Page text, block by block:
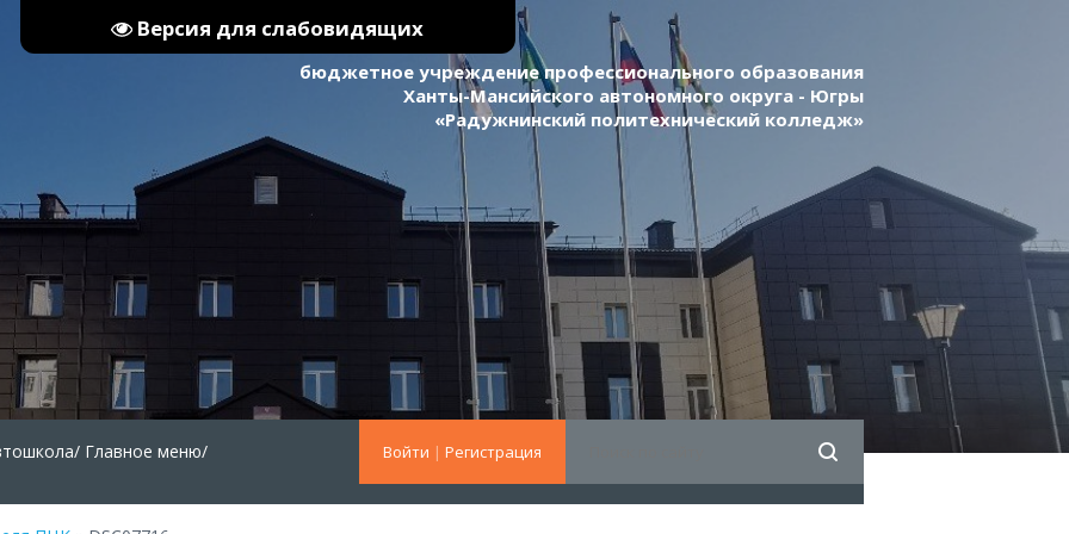
Версия для слабовидящих
бюджетное учреждение профессионального образования
Ханты-Мансийского автономного округа - Югры
«Радужнинский политехнический колледж»
Войти | Регистрация
Главное меню/